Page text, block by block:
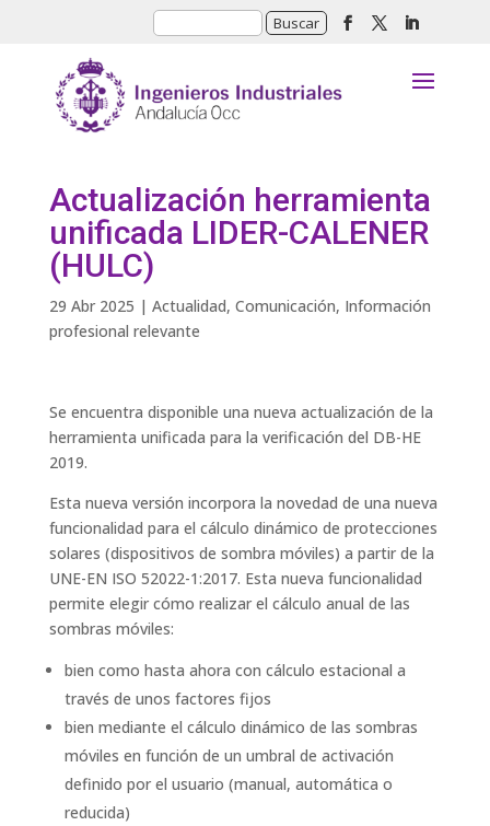
Actualización herramienta
unificada LIDER-CALENER
(HULC)
29 Abr 2025 | Actualidad, Comunicación, Información
profesional relevante
Se encuentra disponible una nueva actualización de la
herramienta unificada para la verificación del DB-HE
2019.
Esta nueva versión incorpora la novedad de una nueva
funcionalidad para el cálculo dinámico de protecciones
solares (dispositivos de sombra móviles) a partir de la
UNE-EN ISO 52022-1:2017. Esta nueva funcionalidad
permite elegir cómo realizar el cálculo anual de las
sombras móviles:
bien como hasta ahora con cálculo estacional a
través de unos factores fijos
bien mediante el cálculo dinámico de las sombras
móviles en función de un umbral de activación
definido por el usuario (manual, automática o
reducida)